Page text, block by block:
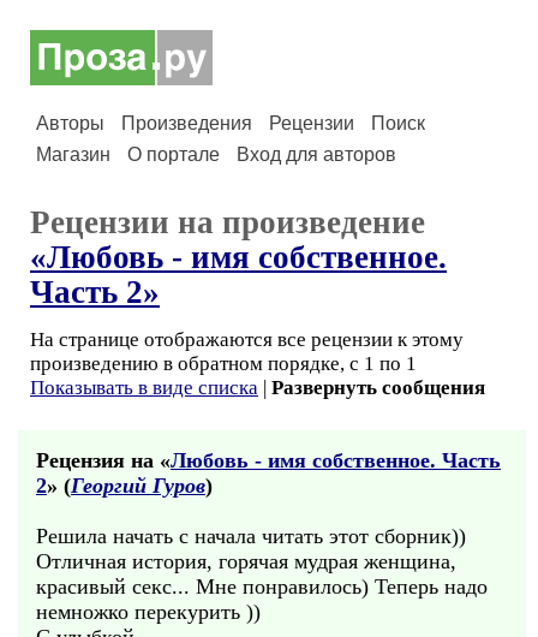
Авторы Произведения Рецензии
Поиск
Магазин
О портале Вход для авторов
Рецензии на произведение
«Любовь - имя собственное.
Часть 2»
На странице отображаются все рецензии к этому
произведению в обратном порядке, с 1 по 1
Показывать в виде списка | Развернуть сообщения
Рецензия на «Любовь - имя собственное. Часть
2» (Георгий Гуров)
Решила начать с начала читать этот сборник))
Отличная история, горячая мудрая женщина,
красивый секс... Мне понравилось) Теперь надо
немножко перекурить ))